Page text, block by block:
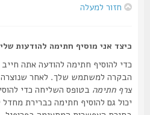
חזור למעלה
כיצד אני מוסיף חתימה להודעות שלי?
כדי להוסיף חתימה להודעה אתה חייב
הבקרה למשתמש שלך. לאחר שנוצרה,
צרף חתימהבטופס השליחה כדי להוסיף
יכול גם להוסיף חתימה כברירת מחדל